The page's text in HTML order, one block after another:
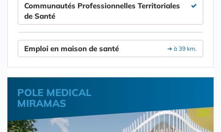
Communautés Professionnelles Territoriales
de Santé
➔ à 39 km.
Emploi en maison de santé
POLE MEDICAL
MIRAMAS